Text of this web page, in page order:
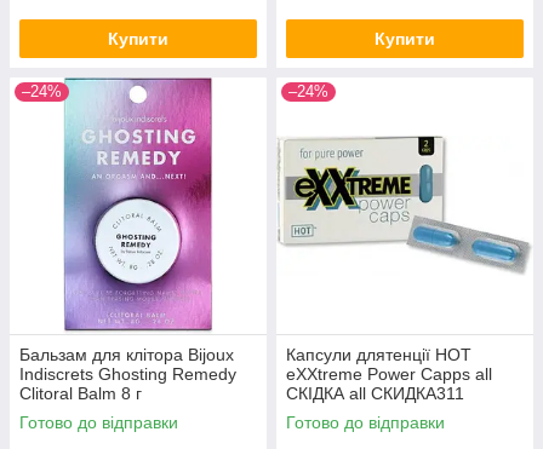
Купити Купити
–24%
Бальзам для клітора Bijoux
Indiscrets Ghosting Remedy
Clitoral Balm 8 г
Готово до відправки
–24%
Капсули длятенції HOT
eXXtreme Power Capps all
СКІДКА all СКИДКА311
Готово до відправки